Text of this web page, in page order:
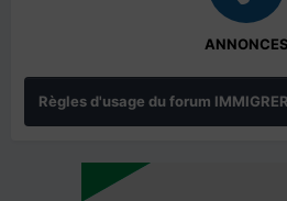
ANNONCES
Règles d'usage du forum